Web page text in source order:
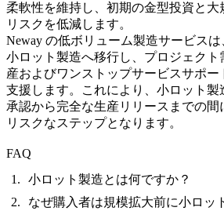
柔軟性を維持し、初期の金型投資と
リスクを低減します。
Neway の低ボリューム製造サービスは
小ロット製造へ移行し、プロジェク
産およびワンストップサービスサポー
支援します。これにより、小ロット
承認から完全な生産リリースまでの
リスクなステップとなります。
FAQ
小ロット製造とは何ですか？
なぜ購入者は規模拡大前に小ロッ